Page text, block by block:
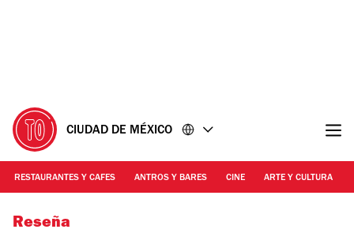
CIUDAD DE MÉXICO
RESTAURANTES Y CAFES ANTROS Y BARES CINE ARTE Y CULTURA
Foto: Cortesía 7 Sins Open Mind Club
Reseña